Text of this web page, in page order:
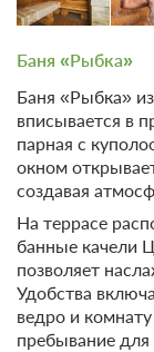
Баня «Рыбка»
Баня «Рыбка»
вписывается в
парная с
окном
создавая
На террасе
банные качели
позволяет
Удобства
ведро и
пребывание для